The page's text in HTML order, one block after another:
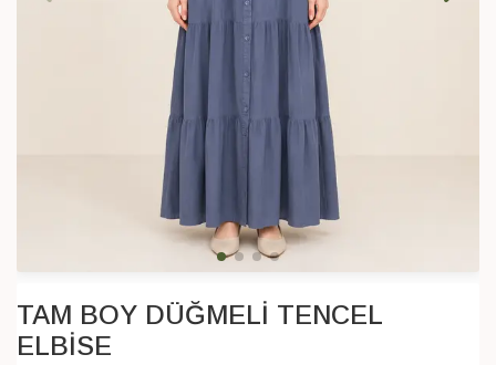
TAM BOY DÜĞMELİ TENCEL
ELBİSE